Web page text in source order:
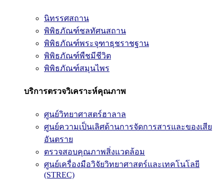
นิทรรศสถาน
พิพิธภัณฑ์ชลทัศนสถาน
พิพิธภัณฑ์พระจุฑาธุชราชฐาน
พิพิธภัณฑ์พืชมีชีวิต
พิพิธภัณฑ์สมุนไพร
บริการตรวจวิเคราะห์คุณภาพ
ศูนย์วิทยาศาสตร์ฮาลาล
ศูนย์ความเป็นเลิศด้านการจัดการสารและของเสีย
อันตราย
ตรวจสอบคุณภาพสิ่งแวดล้อม
ศูนย์เครื่องมือวิจัยวิทยาศาสตร์และเทคโนโลยี
(STREC)